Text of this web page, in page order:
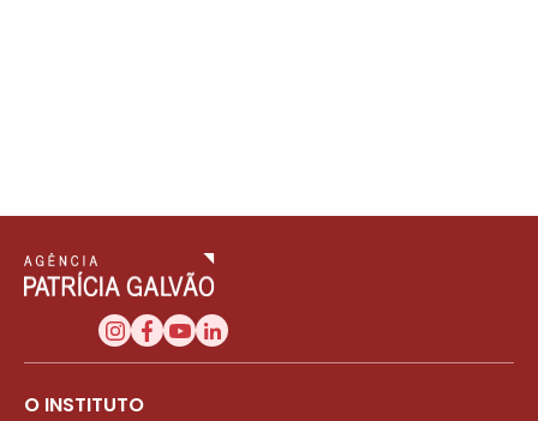
O INSTITUTO